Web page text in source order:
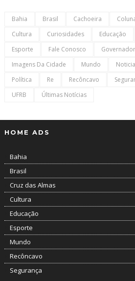
Bahia Brasil Cachoeira
Cultura
Curiosidades Educação
Esporte
Fale Conosco
Imagens Da Cidade
Mundo
Política
Re Recôncavo
UFRB
Últimas Notícias
HOME ADS
Bahia
Brasil
Cruz das Almas
Cultura
Educação
Esporte
Mundo
Recôncavo
Segurança